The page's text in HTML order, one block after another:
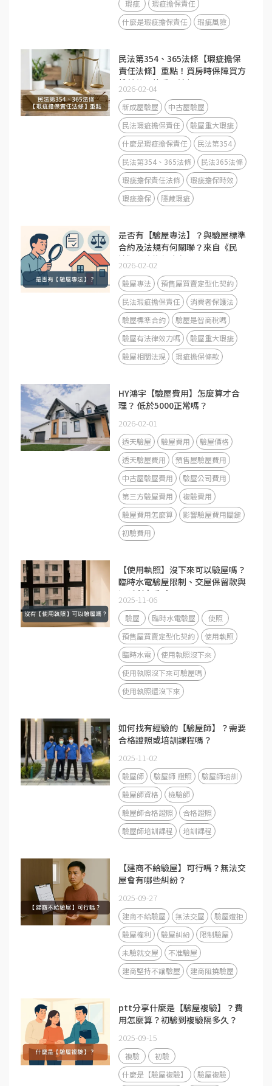
瑕疵
瑕疵擔保責任
什麼是瑕疵擔保責任
瑕疵風險
民法第354、365法條【瑕疵擔保
責任法條】重點！買房時保障買方
權益的兩條重要法規
2026-02-04
新成屋驗屋
中古屋驗屋
民法瑕疵擔保責任
驗屋重大瑕疵
什麼是瑕疵擔保責任
民法第354
民法第354、365法條
民法365法條
瑕疵擔保責任法條
瑕疵擔保時效
瑕疵擔保
隱藏瑕疵
是否有【驗屋專法】？與驗屋標準
合約及法規有何關聯？來自《民
法》瑕疵擔保責任？
2026-02-02
驗屋專法
預售屋買賣定型化契約
民法瑕疵擔保責任
消費者保護法
驗屋標準合約
驗屋是智商稅嗎
驗屋有法律效力嗎
驗屋重大瑕疵
驗屋相關法規
瑕疵擔保條款
HY鴻宇【驗屋費用】怎麼算才合
理？ 低於5000正常嗎？
2026-02-01
透天驗屋 驗屋費用
驗屋價格
透天驗屋費用
預售屋驗屋費用
中古屋驗屋費用
驗屋公司費用
第三方驗屋費用
複驗費用
驗屋費用怎麼算
影響驗屋費用關鍵
初驗費用
【使用執照】沒下來可以驗屋嗎？
臨時水電驗屋限制、交屋保留款與
遲延利息重點！
2025-11-06
驗屋 臨時水電驗屋
使照
預售屋買賣定型化契約
使用執照
臨時水電
使用執照沒下來
使用執照沒下來可驗屋嗎
使用執照還沒下來
如何找有經驗的【驗屋師】？需要
合格證照或培訓課程嗎？
2025-11-02
驗屋師 驗屋師 證照
驗屋師培訓
驗屋師資格
檢驗師
驗屋師合格證照
合格證照
驗屋師培訓課程
培訓課程
【建商不給驗屋】可行嗎？無法交
屋會有哪些糾紛？
2025-09-27
建商不給驗屋 無法交屋
驗屋遭拒
驗屋權利
驗屋糾紛
限制驗屋
未驗就交屋
不准驗屋
建商堅持不讓驗屋
建商阻撓驗屋
ptt分享什麼是【驗屋複驗】？費
用怎麼算？初驗到複驗隔多久？
2025-09-15
複驗
初驗
什麼是【驗屋複驗】
驗屋複驗